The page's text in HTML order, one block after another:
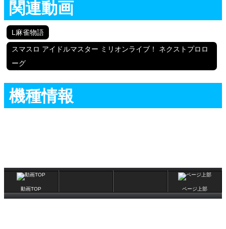
関連動画
L麻雀物語
スマスロ アイドルマスター ミリオンライブ！ ネクストプロロ
ーグ
機種情報
動画TOP ページ上部